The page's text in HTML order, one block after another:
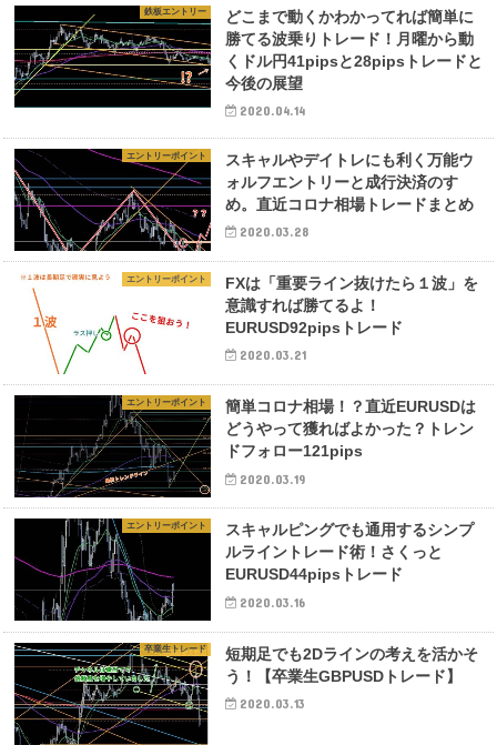
鉄板エントリー
どこまで動くかわかってれば簡単に
勝てる波乗りトレード！月曜から動
くドル円41pipsと28pipsトレードと
今後の展望
2020.04.14
エントリーポイント
スキャルやデイトレにも利く万能ウ
ォルフエントリーと成行決済のすゝ
め。直近コロナ相場トレードまとめ
2020.03.28
エントリーポイント
FXは「重要ライン抜けたら１波」を
意識すれば勝てるよ！
EURUSD92pipsトレード
2020.03.21
エントリーポイント
簡単コロナ相場！？直近EURUSDは
どうやって獲ればよかった？トレン
ドフォロー121pips
2020.03.19
エントリーポイント
スキャルピングでも通用するシンプ
ルライントレード術！さくっと
EURUSD44pipsトレード
2020.03.16
卒業生トレード
短期足でも2Dラインの考えを活かそ
う！【卒業生GBPUSDトレード】
2020.03.13